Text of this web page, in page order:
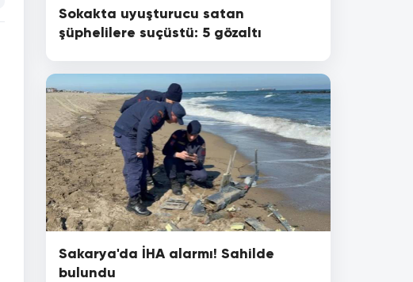
Sokakta uyuşturucu satan
şüphelilere suçüstü: 5 gözaltı
Sakarya'da İHA alarmı! Sahilde
bulundu